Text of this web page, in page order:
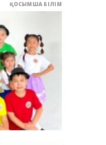
ҚОСЫМША БІЛІМ